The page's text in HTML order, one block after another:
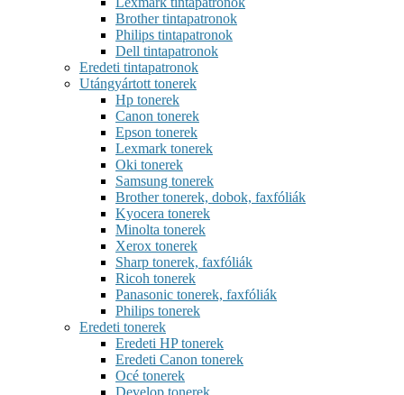
Brother tintapatronok
Philips tintapatronok
Dell tintapatronok
Eredeti tintapatronok
Utángyártott tonerek
Hp tonerek
Canon tonerek
Epson tonerek
Lexmark tonerek
Oki tonerek
Samsung tonerek
Brother tonerek, dobok, faxfóliák
Kyocera tonerek
Minolta tonerek
Xerox tonerek
Sharp tonerek, faxfóliák
Ricoh tonerek
Panasonic tonerek, faxfóliák
Philips tonerek
Eredeti tonerek
Eredeti HP tonerek
Eredeti Canon tonerek
Océ tonerek
Develop tonerek